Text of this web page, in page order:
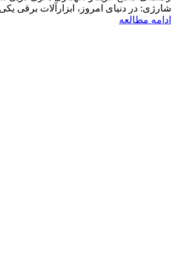
شارژی: در دنیای امروز، ابزارآلات برقی
ادامه مطالعه